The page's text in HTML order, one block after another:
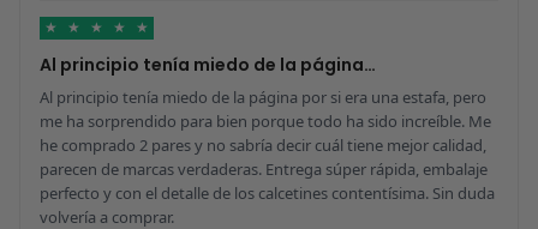
★ ★ ★ ★ ★
Al principio tenía miedo de la página…
Al principio tenía miedo de la página por si era una estafa, pero
me ha sorprendido para bien porque todo ha sido increíble. Me
he comprado 2 pares y no sabría decir cuál tiene mejor calidad,
parecen de marcas verdaderas. Entrega súper rápida, embalaje
perfecto y con el detalle de los calcetines contentísima. Sin duda
volvería a comprar.